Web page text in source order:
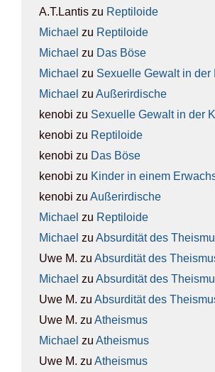
A.T.Lantis zu Rep­ti­lo­ide
Michael zu Rep­ti­lo­ide
Michael zu Das Böse
Michael zu Sexu­el­le Gewalt in der
Michael zu Außer­ir­di­sche
kenobi zu Sexu­el­le Gewalt in der
kenobi zu Rep­ti­lo­ide
kenobi zu Das Böse
kenobi zu Kin­der in einem
kenobi zu Außer­ir­di­sche
Michael zu Rep­ti­lo­ide
Michael zu Absur­di­tät des
Uwe M. zu Absur­di­tät des
Michael zu Absur­di­tät des
Uwe M. zu Absur­di­tät des
Uwe M. zu Athe­is­mus
Michael zu Athe­is­mus
Uwe M. zu Athe­is­mus